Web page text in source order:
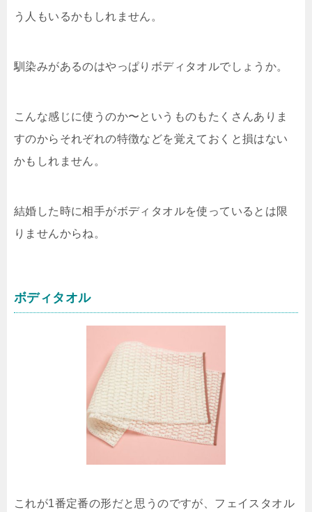
う人もいるかもしれません。
馴染みがあるのはやっぱりボディタオルでしょうか。
こんな感じに使うのか〜というものもたくさんありま
すのからそれぞれの特徴などを覚えておくと損はない
かもしれません。
結婚した時に相手がボディタオルを使っているとは限
りませんからね。
ボディタオル
これが1番定番の形だと思うのですが、フェイスタオル